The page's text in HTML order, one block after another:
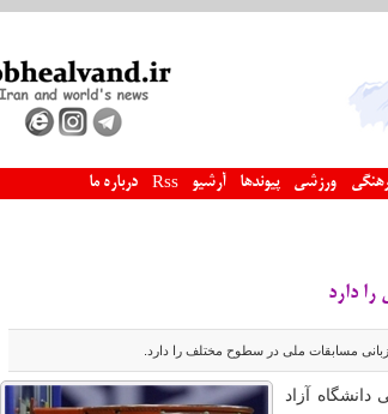
ورزشی پیوندها آرشیو Rss درباره ما
دارد
مسابقات ملی در سطوح مختلف را دارد.
آزاد